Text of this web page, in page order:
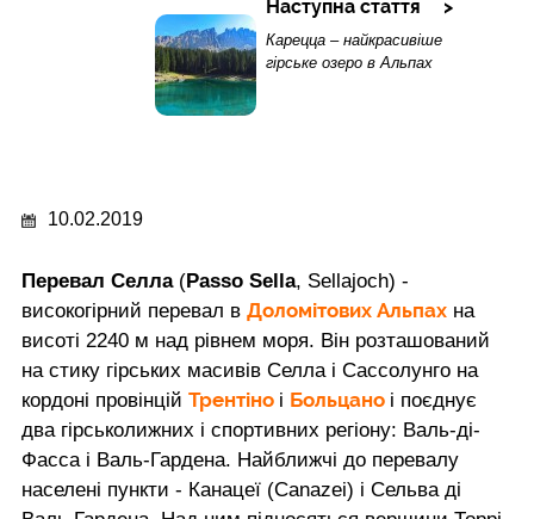
Наступна стаття
Карецца – найкрасивіше
гірське озеро в Альпах
10.02.2019
Перевал Селла(Passo Sella, Sellajoch) -
високогірний перевал в Доломітових Альпах на
висоті 2240 м над рівнем моря. Він розташований
на стику гірських масивів Селла і Сассолунго на
кордоні провінцій Трентіно і Больцано і поєднує
два гірськолижних і спортивних регіону: Валь-ді-
Фасса і Валь-Гардена. Найближчі до перевалу
населені пункти - Канацеї (Canazei) і Сельва ді